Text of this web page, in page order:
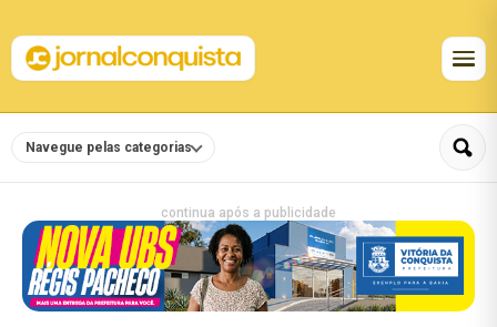
Navegue pelas categorias
continua após a publicidade